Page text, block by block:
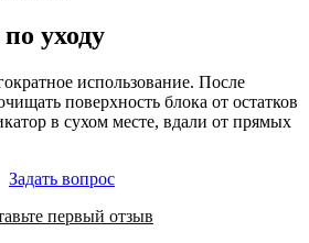
уходу
использование. После
поверхность блока от остатков
в сухом месте, вдали от прямых
Задать вопрос
первый отзыв